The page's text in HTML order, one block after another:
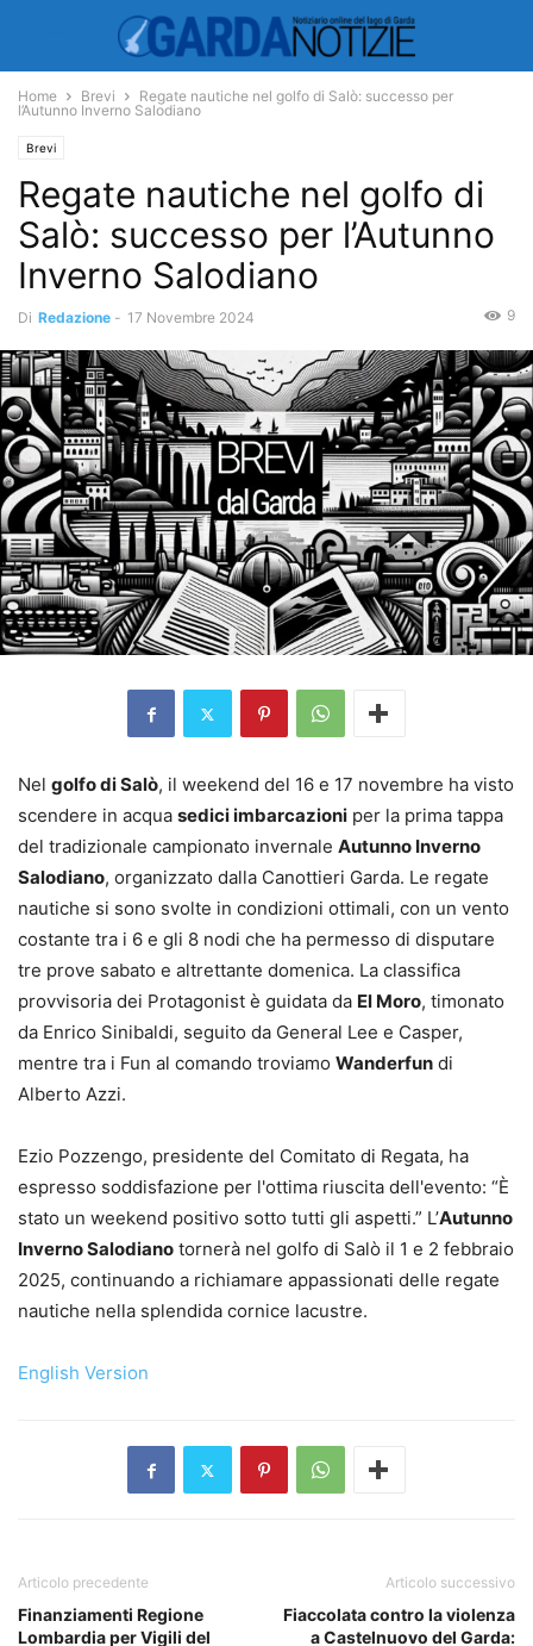
Home Brevi
Regate nautiche nel golfo di Salò: successo per
l’Autunno Inverno Salodiano
Brevi
Regate nautiche nel golfo di
Salò: successo per l’Autunno
Inverno Salodiano
Di Redazione - 17 Novembre 2024 9
Nel golfo di Salò, il weekend del 16 e 17 novembre ha visto
scendere in acqua sedici imbarcazioni per la prima tappa
del tradizionale campionato invernale Autunno Inverno
Salodiano, organizzato dalla Canottieri Garda. Le regate
nautiche si sono svolte in condizioni ottimali, con un vento
costante tra i 6 e gli 8 nodi che ha permesso di disputare
tre prove sabato e altrettante domenica. La classifica
provvisoria dei Protagonist è guidata da El Moro, timonato
da Enrico Sinibaldi, seguito da General Lee e Casper,
mentre tra i Fun al comando troviamo Wanderfun di
Alberto Azzi.
Ezio Pozzengo, presidente del Comitato di Regata, ha
espresso soddisfazione per l'ottima riuscita dell'evento: “È
stato un weekend positivo sotto tutti gli aspetti.” L’Autunno
Inverno Salodiano tornerà nel golfo di Salò il 1 e 2 febbraio
2025, continuando a richiamare appassionati delle regate
nautiche nella splendida cornice lacustre.
English Version
Articolo precedente
Finanziamenti Regione
Lombardia per Vigili del
Articolo successivo
Fiaccolata contro la violenza
a Castelnuovo del Garda: